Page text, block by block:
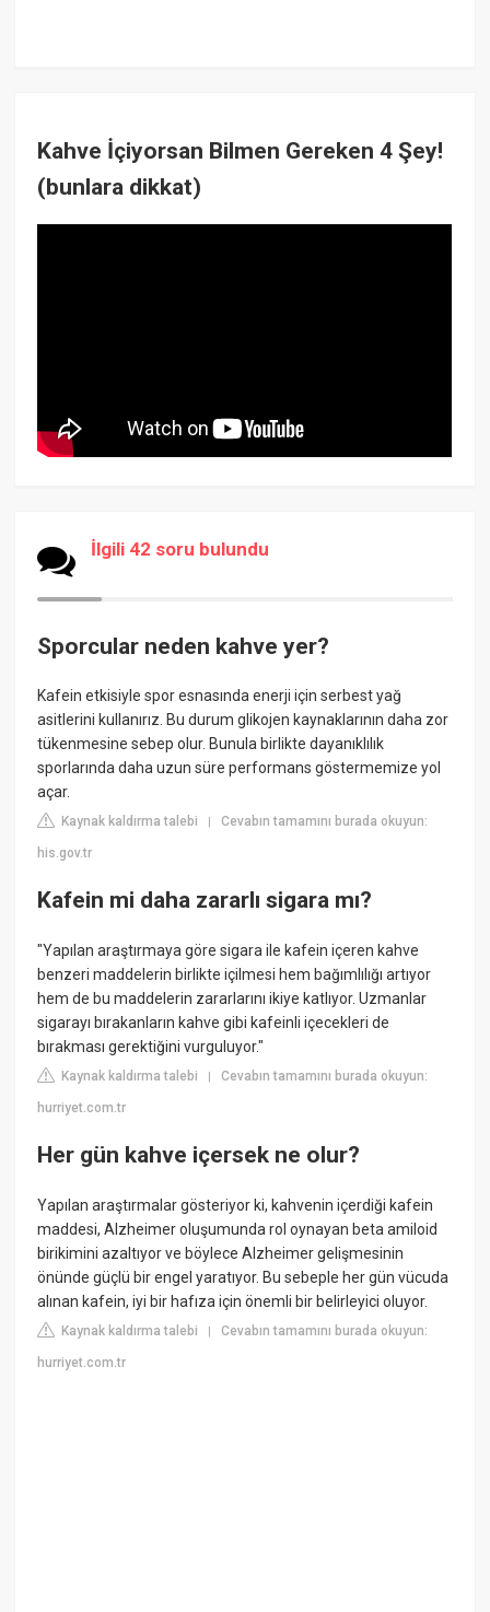
Kahve İçiyorsan Bilmen Gereken 4 Şey!
(bunlara dikkat)
İlgili 42 soru bulundu
Sporcular neden kahve yer?
Kafein etkisiyle spor esnasında enerji için serbest yağ
asitlerini kullanırız. Bu durum glikojen kaynaklarının daha zor
tükenmesine sebep olur. Bunula birlikte dayanıklılık
sporlarında daha uzun süre performans göstermemize yol
açar.
Kaynak kaldırma talebi |Cevabın tamamını burada okuyun:
his.gov.tr
Kafein mi daha zararlı sigara mı?
"Yapılan araştırmaya göre sigara ile kafein içeren kahve
benzeri maddelerin birlikte içilmesi hem bağımlılığı artıyor
hem de bu maddelerin zararlarını ikiye katlıyor. Uzmanlar
sigarayı bırakanların kahve gibi kafeinli içecekleri de
bırakması gerektiğini vurguluyor."
Kaynak kaldırma talebi |Cevabın tamamını burada okuyun:
hurriyet.com.tr
Her gün kahve içersek ne olur?
Yapılan araştırmalar gösteriyor ki, kahvenin içerdiği kafein
maddesi, Alzheimer oluşumunda rol oynayan beta amiloid
birikimini azaltıyor ve böylece Alzheimer gelişmesinin
önünde güçlü bir engel yaratıyor. Bu sebeple her gün vücuda
alınan kafein, iyi bir hafıza için önemli bir belirleyici oluyor.
Kaynak kaldırma talebi |Cevabın tamamını burada okuyun:
hurriyet.com.tr